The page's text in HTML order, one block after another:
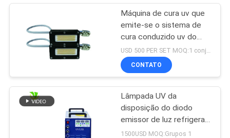
Máquina de cura uv que
emite-se o sistema de
cura conduzido uv do
poder superior do
comprimento de onda
395nm do tamanho
USD 500 PER SET MOQ:1 conjunto
CONTATO
Lâmpada UV da
disposição do diodo
emissor de luz refrigerar
de água 180*15mm
1500USD MOQ:Grupos 1